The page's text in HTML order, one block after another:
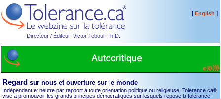
Directeur / Éditeur: Victor Teboul, Ph.D.
[English ]
Regard sur nous et ouverture sur le monde
Indépendant et neutre par rapport à toute orientation politique ou religieuse, Tolerance.ca®
vise à promouvoir les grands principes démocratiques sur lesquels repose la tolérance.